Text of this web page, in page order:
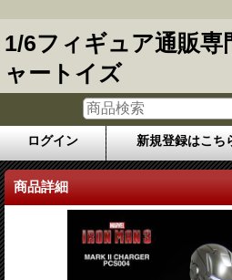
1/6フィギュア通販専
ャートイズ
ログイン 新規登録はこち
商品詳細